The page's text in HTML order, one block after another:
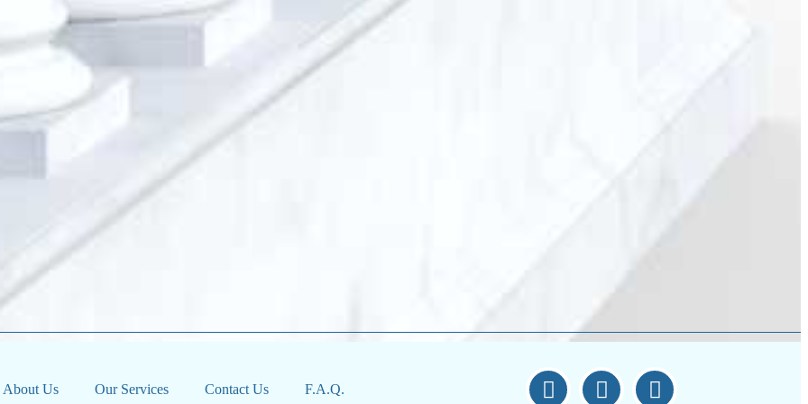
About Us Our Services Contact Us F.A.Q.